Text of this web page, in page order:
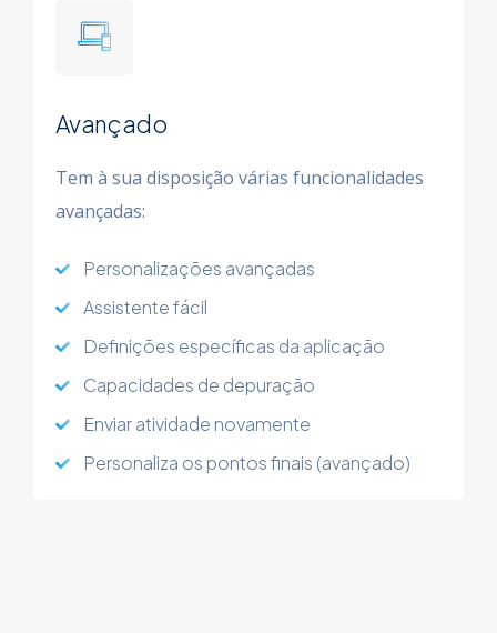
Avançado
Tem à sua disposição várias funcionalidades
avançadas:
Personalizações avançadas
Assistente fácil
Definições específicas da aplicação
Capacidades de depuração
Enviar atividade novamente
Personaliza os pontos finais (avançado)